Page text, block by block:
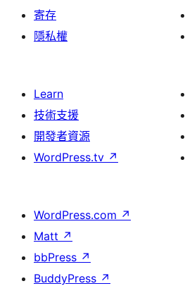
寄存
隱私權
Learn
技術支援
開發者資源
WordPress.tv ↗
WordPress.com ↗
Matt ↗
bbPress ↗
BuddyPress ↗